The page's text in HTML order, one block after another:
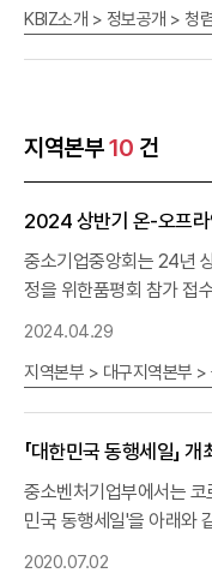
KBIZ소개 > 정보공개 > 청
지역본부 10 건
2024 상반기 온-오프라
중소기업중앙회는 24년
정을 위한품평회 참가 접
가유통 채널은 5대
우대, 판촉비 면제, 마케팅
2024.04.29
지역본부 > 대구지역본부 >
「대한민국 동행세일」
중소벤처기업부에서는
민국 동행세일'을 아래와
복과 소비진작을 위해 대
2020.07.02